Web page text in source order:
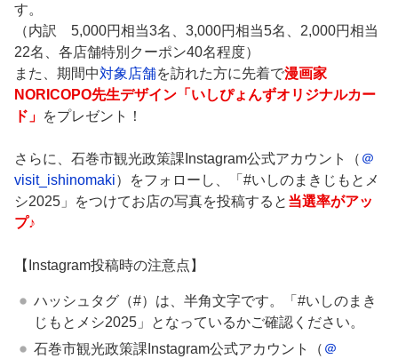
す。
（内訳 5,000円相当3名、3,000円相当5名、2,000円相当
22名、各店舗特別クーポン40名程度）
また、期間中対象店舗を訪れた方に先着で漫画家
NORICOPO先生デザイン「いしぴょんずオリジナルカー
ド」 をプレゼント！
さらに、石巻市観光政策課Instagram公式アカウント（ ＠
visit_ishinomaki）をフォローし、「#いしのまきじもとメ
シ2025」をつけてお店の写真を投稿すると 当選率がアッ
プ♪
【Instagram投稿時の注意点】
ハッシュタグ（#）は、半角文字です。「#いしのまき
じもとメシ2025」となっているかご確認ください。
石巻市観光政策課Instagram公式アカウント（ ＠